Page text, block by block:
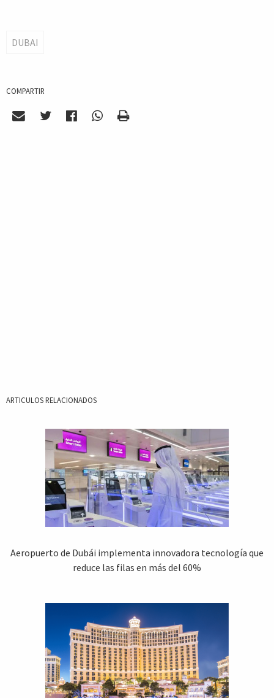
DUBAI
COMPARTIR
ARTICULOS RELACIONADOS
Aeropuerto de Dubái implementa innovadora tecnología que
reduce las filas en más del 60%